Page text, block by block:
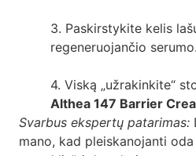
3. Paskirstykite kelis
regeneruojančio serumo.
4. Viską „užrakinkite“
Althea 147 Barrier
Svarbus ekspertų patarimas:
mano, kad pleiskanojanti